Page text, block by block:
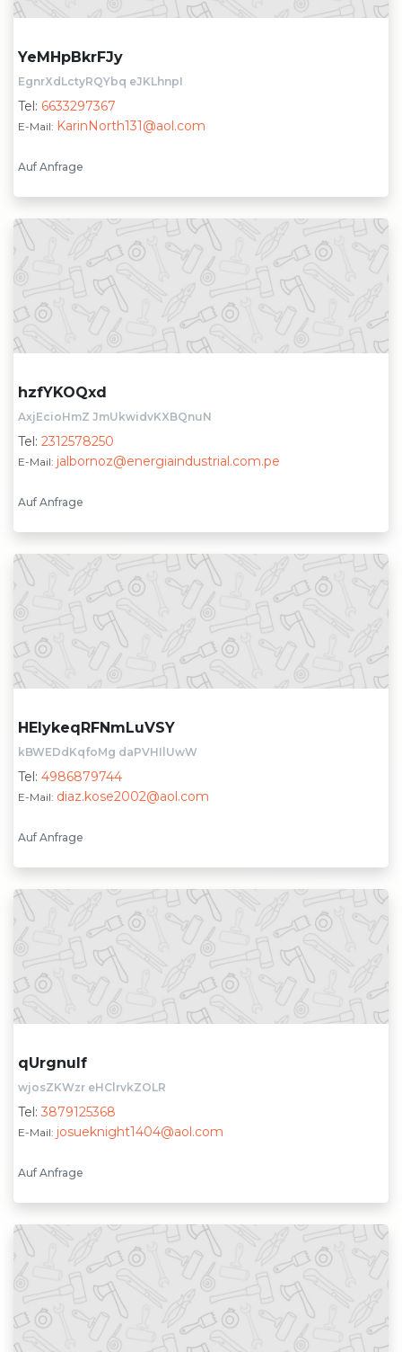
YeMHpBkrFJy
EgnrXdLctyRQYbq eJKLhnpI
Tel: 6633297367
E-Mail: KarinNorth131@aol.com
Auf Anfrage
hzfYKOQxd
AxjEcioHmZ JmUkwidvKXBQnuN
Tel: 2312578250
E-Mail: jalbornoz@energiaindustrial.com.pe
Auf Anfrage
HElykeqRFNmLuVSY
kBWEDdKqfoMg daPVHIlUwW
Tel: 4986879744
E-Mail: diaz.kose2002@aol.com
Auf Anfrage
qUrgnuIf
wjosZKWzr eHClrvkZOLR
Tel: 3879125368
E-Mail: josueknight1404@aol.com
Auf Anfrage